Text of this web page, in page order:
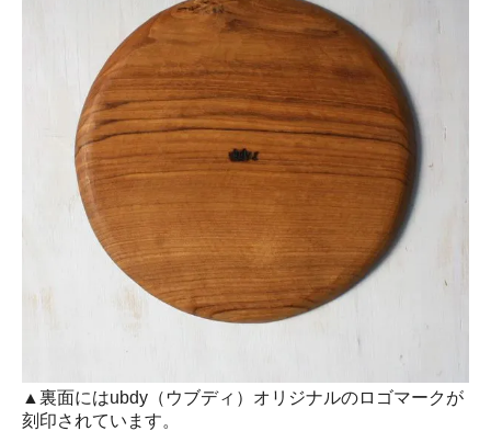
▲裏面にはubdy（ウブディ）オリジナルのロゴマークが
刻印されています。